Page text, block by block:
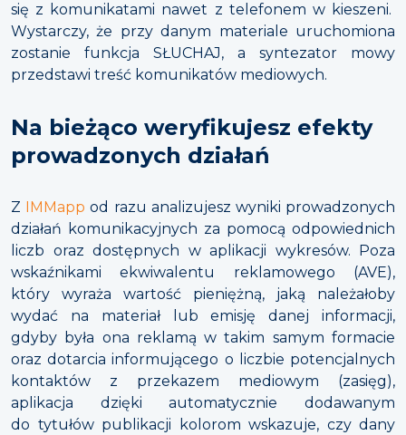
się z komunikatami nawet z telefonem w kieszeni.
Wystarczy, że przy danym materiale uruchomiona
zostanie funkcja SŁUCHAJ, a syntezator mowy
przedstawi treść komunikatów mediowych.
Na bieżąco weryfikujesz efekty
prowadzonych działań
Z IMMapp od razu analizujesz wyniki prowadzonych
działań komunikacyjnych za pomocą odpowiednich
liczb oraz dostępnych w aplikacji wykresów. Poza
wskaźnikami ekwiwalentu reklamowego (AVE),
który wyraża wartość pieniężną, jaką należałoby
wydać na materiał lub emisję danej informacji,
gdyby była ona reklamą w takim samym formacie
oraz dotarcia informującego o liczbie potencjalnych
kontaktów z przekazem mediowym (zasięg),
aplikacja dzięki automatycznie dodawanym
do tytułów publikacji kolorom wskazuje, czy dany